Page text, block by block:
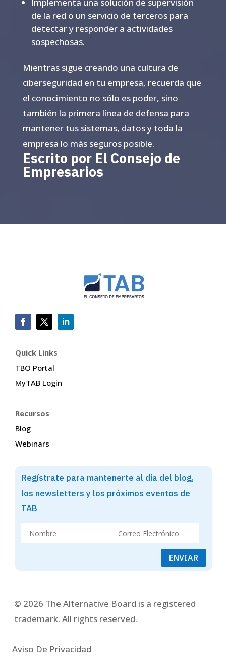
Implementa una solución de supervisión
de la red o un servicio de terceros para
detectar y responder a actividades
sospechosas.
Mientras sigue creando una cultura de
ciberseguridad en tu empresa, recuerda que
el conocimiento no sólo es poder, sino
también la primera línea de defensa para
mantener tus sistemas, datos y toda la
empresa lo más seguros posible.
Escrito por El Consejo de
Empresarios
Quick Links
TBO Portal
MyTAB Login
Recursos
Blog
Webinars
Regístrate para mantenerte al día del blog,
los newsletters y los próximos eventos de
TAB
ENVIAR
© 2026 The Alternative Board is a registered
trademark. All rights reserved.
Aviso De Privacidad